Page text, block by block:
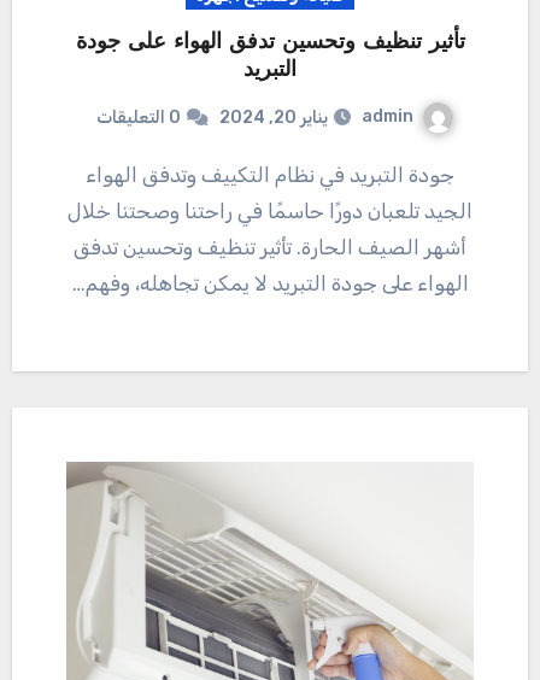
تأثير تنظيف وتحسين تدفق الهواء على جودة
التبريد
admin يناير 20, 2024 0 التعليقات
جودة التبريد في نظام التكييف وتدفق الهواء
الجيد تلعبان دورًا حاسمًا في راحتنا وصحتنا خلال
أشهر الصيف الحارة. تأثير تنظيف وتحسين تدفق
الهواء على جودة التبريد لا يمكن تجاهله، وفهم…